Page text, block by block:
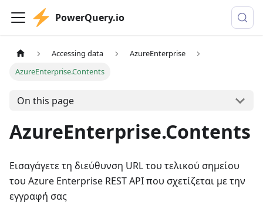
PowerQuery.io
Accessing data
AzureEnterprise
AzureEnterprise.Contents
On this page
AzureEnterprise.Contents
Εισαγάγετε τη διεύθυνση URL του τελικού σημείου
του Azure Enterprise REST API που σχετίζεται με την
εγγραφή σας